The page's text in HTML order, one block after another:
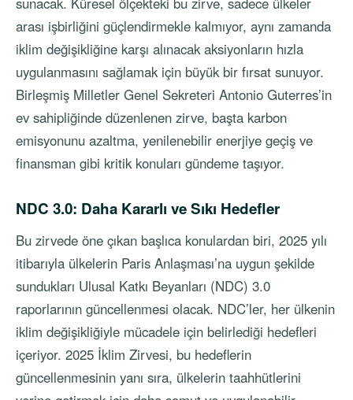
arası işbirliğini güçlendirmekle kalmıyor, aynı zamanda
iklim değişikliğine karşı alınacak aksiyonların hızla
uygulanmasını sağlamak için büyük bir fırsat sunuyor.
Birleşmiş Milletler Genel Sekreteri Antonio Guterres’in
ev sahipliğinde düzenlenen zirve, başta karbon
emisyonunu azaltma, yenilenebilir enerjiye geçiş ve
finansman gibi kritik konuları gündeme taşıyor.
NDC 3.0: Daha Kararlı ve Sıkı Hedefler
Bu zirvede öne çıkan başlıca konulardan biri, 2025 yılı
itibarıyla ülkelerin Paris Anlaşması’na uygun şekilde
sundukları Ulusal Katkı Beyanları (NDC) 3.0
raporlarının güncellenmesi olacak. NDC’ler, her ülkenin
iklim değişikliğiyle mücadele için belirlediği hedefleri
içeriyor. 2025 İklim Zirvesi, bu hedeflerin
güncellenmesinin yanı sıra, ülkelerin taahhütlerini